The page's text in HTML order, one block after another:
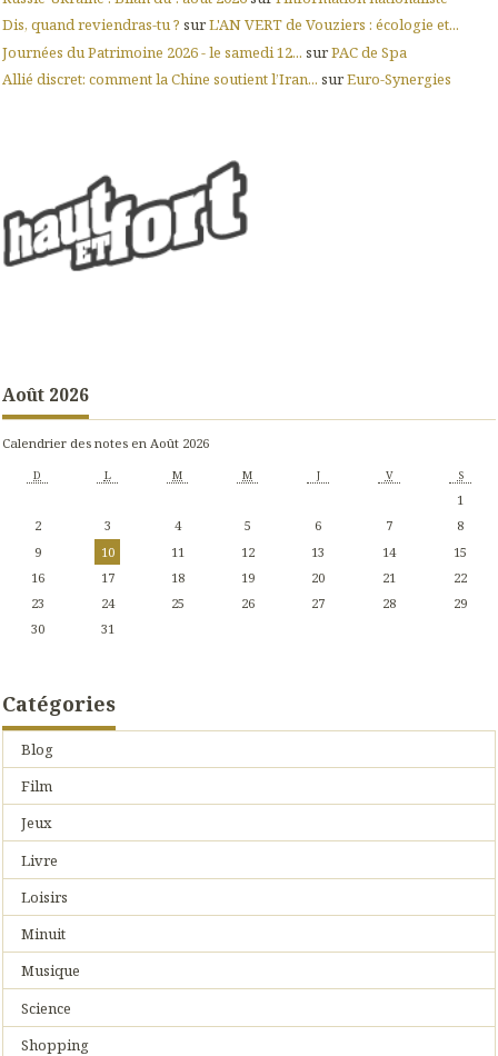
Dis, quand reviendras-tu ? surL'AN VERT de Vouziers : écologie et...
Journées du Patrimoine 2026 - le samedi 12... surPAC de Spa
Allié discret: comment la Chine soutient l’Iran... surEuro-Synergies
Août 2026
Calendrier des notes en Août 2026
D L M M J V S
1
2
3 4 5 6 7
8
9
10 11 12 13 14
15
16
17 18 19 20 21
22
23
24 25 26 27 28
29
30
31
Catégories
Blog
Film
Jeux
Livre
Loisirs
Minuit
Musique
Science
Shopping